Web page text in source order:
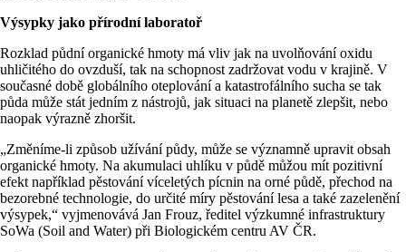
Výsypky jako přírodní laboratoř
Rozklad půdní organické hmoty má vliv jak na uvolňování oxidu
uhličitého do ovzduší, tak na schopnost zadržovat vodu v krajině. V
současné době globálního oteplování a katastrofálního sucha se tak
půda může stát jedním z nástrojů, jak situaci na planetě zlepšit, nebo
naopak výrazně zhoršit.
„Změníme-li způsob užívání půdy, může se významně upravit obsah
organické hmoty. Na akumulaci uhlíku v půdě můžou mít pozitivní
efekt například pěstování víceletých pícnin na orné půdě, přechod na
bezorebné technologie, do určité míry pěstování lesa a také zazelenění
výsypek,“ vyjmenovává Jan Frouz, ředitel výzkumné infrastruktury
SoWa (Soil and Water) při Biologickém centru AV ČR.